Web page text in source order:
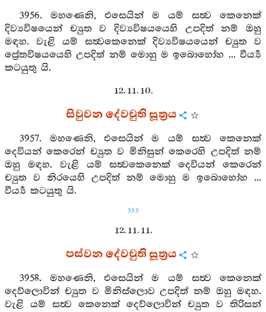
3956. මහණෙනි, එසෙයින් ම යම් සත්‍ව කෙනෙක්
දිව්‍යවිෂයෙන් ච්‍යුත ව දිව්‍යවිෂයයෙහි උපදිත් නම් ඔහු
මඳහ. වැළි යම් සත්‍වකෙනෙක් දිව්‍යවිෂයයෙන් ච්‍යුත ව
ප්‍රේතවිෂයයෙහි උපදිත් නම් මොහු ම ඉබොහෝහ ... වීර්‍ය්‍ය
කටයුතු යි.
12. 11. 10.
සිවුවන දේවචුති සූත්‍රය
3957. මහණෙනි, එසෙයින් ම යම් සත්‍ව කෙනෙක්
දෙවියන් කෙරෙන් ච්‍යුත ව මිනිසුන් කෙරෙහි උපදිත් නම්
ඔහු මඳහ. වැළි යම් සත්‍වකෙනෙක් දෙවියන් කෙරෙන්
ච්‍යුත ව නිරයෙහි උපදිත් නම් මොහු ම ඉබොහෝහ ...
වීර්‍ය්‍ය කටයුතු යි.
355
12. 11. 11.
පස්වන දේවචුති සූත්‍රය
3958. මහණෙනි, එසෙයින් ම යම් සත්‍ව කෙනෙක්
දෙව්ලොවින් ච්‍යුත ව මිනිස්ලොව උපදිත් නම් ඔහු මඳහ.
වැළි යම් සත්‍ව කෙනෙක් දෙව්ලොවින් ච්‍යුත ව තිරිසන්